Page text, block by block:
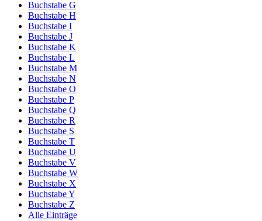
Buchstabe G
Buchstabe H
Buchstabe I
Buchstabe J
Buchstabe K
Buchstabe L
Buchstabe M
Buchstabe N
Buchstabe O
Buchstabe P
Buchstabe Q
Buchstabe R
Buchstabe S
Buchstabe T
Buchstabe U
Buchstabe V
Buchstabe W
Buchstabe X
Buchstabe Y
Buchstabe Z
Alle Einträge